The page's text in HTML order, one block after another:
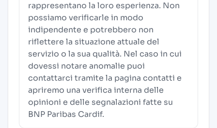
rappresentano la loro esperienza. Non
possiamo verificarle in modo
indipendente e potrebbero non
riflettere la situazione attuale del
servizio o la sua qualità. Nel caso in cui
dovessi notare anomalie puoi
contattarci tramite la pagina contatti e
apriremo una verifica interna delle
opinioni e delle segnalazioni fatte su
BNP Paribas Cardif.